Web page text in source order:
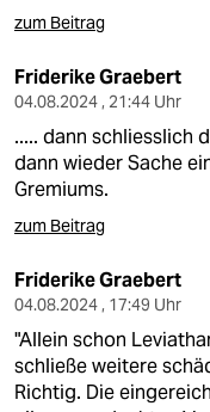
zum Beitrag
Friderike Graebert
04.08.2024 , 21:44 Uhr
..... dann schliesslich
dann wieder Sache
Gremiums.
zum Beitrag
Friderike Graebert
04.08.2024 , 17:49 Uhr
"Allein schon
schließe weitere
Richtig. Die